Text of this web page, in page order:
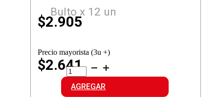
Bulto x 12 un
$2.905
Precio mayorista (3u +)
$2.641
Q-
SOFT
T/DESMAQUILLANTE
HIDRATANTE
AGREGAR